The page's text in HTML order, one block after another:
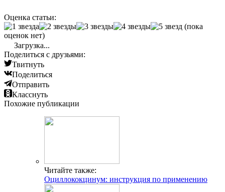
Оценка статьи:
(пока
оценок нет)
Загрузка...
Поделиться с друзьями:
Твитнуть
Поделиться
Отправить
Класснуть
Похожие публикации
Читайте также:
Оциллококцинум: инструкция по применению